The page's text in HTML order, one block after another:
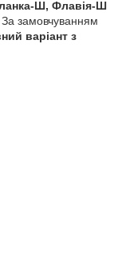
Ш, Флавія-Ш
За замовчуванням
варіант з